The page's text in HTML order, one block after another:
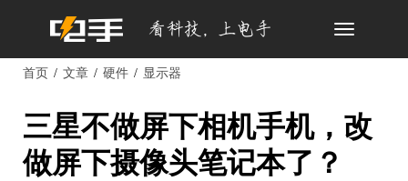
Toggle
首页 文章 硬件 显示器
三星不做屏下相机手机，改
做屏下摄像头笔记本了？